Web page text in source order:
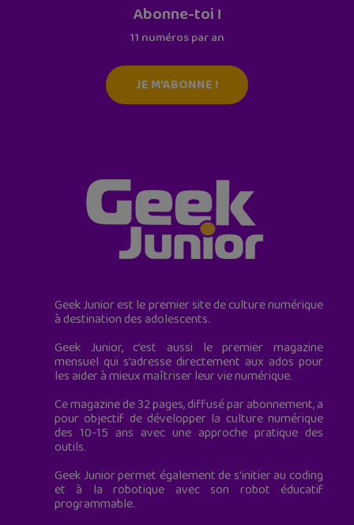
Abonne-toi !
11 numéros par an
JE M'ABONNE !
Geek Junior est le premier site de culture numérique
à destination des adolescents.
Geek Junior, c’est aussi le premier magazine
mensuel qui s’adresse directement aux ados pour
les aider à mieux maîtriser leur vie numérique.
Ce magazine de 32 pages, diffusé par abonnement, a
pour objectif de développer la culture numérique
des 10-15 ans avec une approche pratique des
outils.
Geek Junior permet également de s'initier au coding
et à la robotique avec son robot éducatif
programmable.